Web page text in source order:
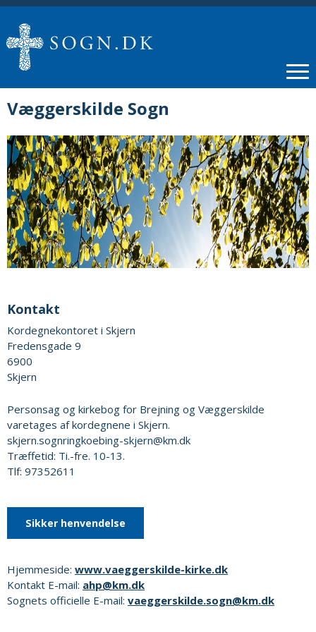
Væggerskilde Sogn
Kontakt
Kordegnekontoret i Skjern
Fredensgade 9
6900
Skjern
Personsag og kirkebog for Brejning og Væggerskilde
varetages af kordegnene i Skjern.
skjern.sognringkoebing-skjern@km.dk
Træffetid: Ti.-fre. 10-13.
Tlf: 97352611
Sikker henvendelse
Hjemmeside: www.vaeggerskilde-kirke.dk
Kontakt E-mail: ahp@km.dk
Sognets officielle E-mail: vaeggerskilde.sogn@km.dk